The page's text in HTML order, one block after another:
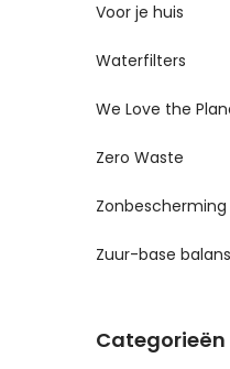
Voor je huis
Waterfilters
We Love the
Zero Waste
Zonbescherming
Zuur-base balans
Categorieën